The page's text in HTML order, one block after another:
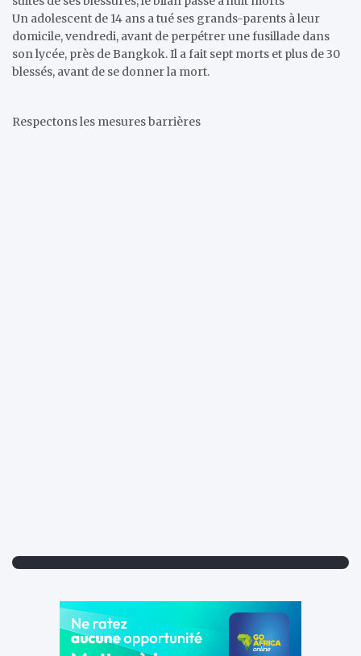
Un adolescent de 14 ans a tué ses grands-parents à leur
domicile, vendredi, avant de perpétrer une fusillade dans
son lycée, près de Bangkok. Il a fait sept morts et plus de 30
blessés, avant de se donner la mort.
Respectons les mesures barrières